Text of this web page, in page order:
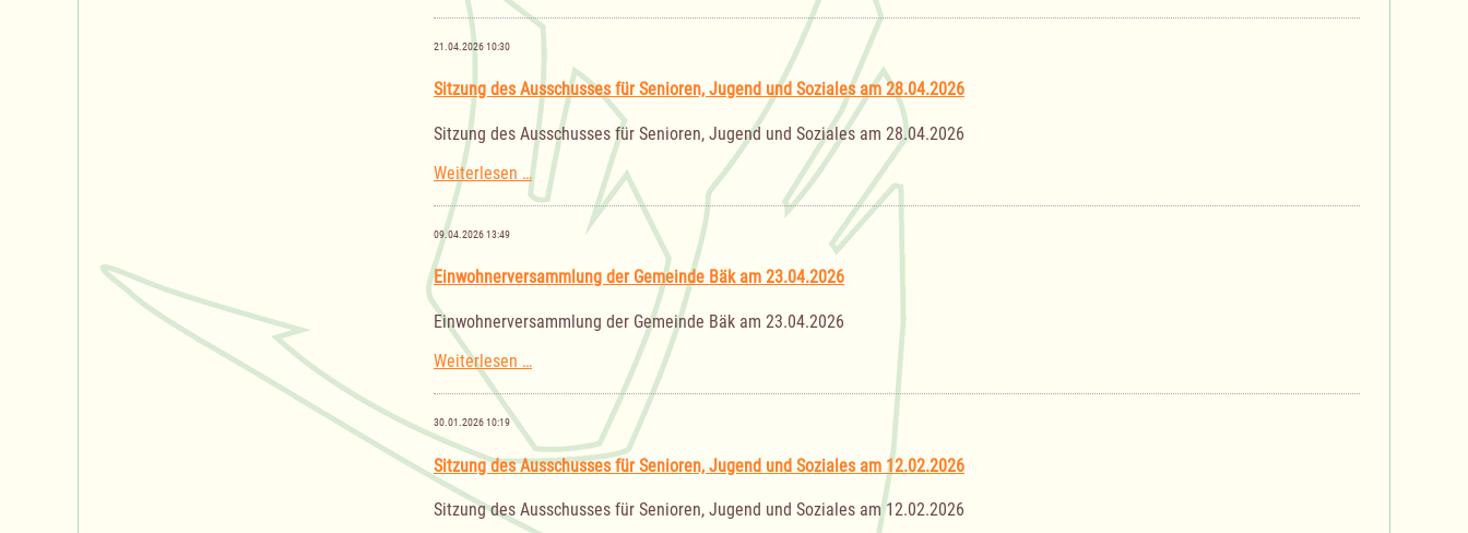
Bäk
21.04.2026 10:30
Sitzung des Ausschusses für Senioren, Jugend und Soziales am 28.04.2026
Sitzung des Ausschusses für Senioren, Jugend und Soziales am 28.04.2026
Weiterlesen …Sitzung
des
Ausschusses
Jugend
Soziales
09.04.2026 13:49
Einwohnerversammlung der Gemeinde Bäk am 23.04.2026
Einwohnerversammlung der Gemeinde Bäk am 23.04.2026
Weiterlesen …Einwohnerversammlung
Gemeinde
am
23.04.2026
30.01.2026 10:19
Sitzung des Ausschusses für Senioren, Jugend und Soziales am 12.02.2026
Sitzung des Ausschusses für Senioren, Jugend und Soziales am 12.02.2026